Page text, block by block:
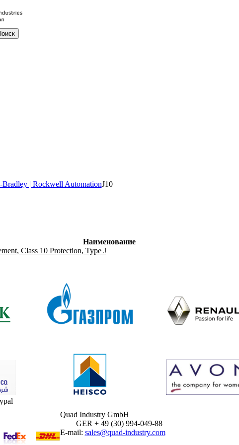
| Rockwell AutomationJ10
Наименование
Class 10 Protection, Type J
Quad Industry GmbH
GER + 49 (30) 994-049-88
E-mail: sales@quad-industry.com